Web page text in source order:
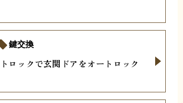
ロックで玄関ドアをオートロック
鍵交換